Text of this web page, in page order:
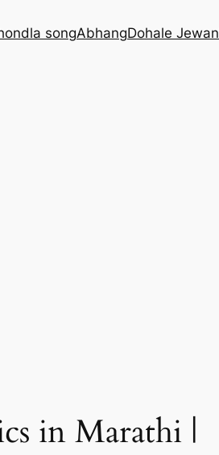
songAbhangDohale Jewan
in Marathi |